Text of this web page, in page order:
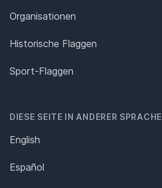
Organisationen
Historische Flaggen
Sport-Flaggen
DIESE SEITE IN ANDERER SPRACHE
English
Español